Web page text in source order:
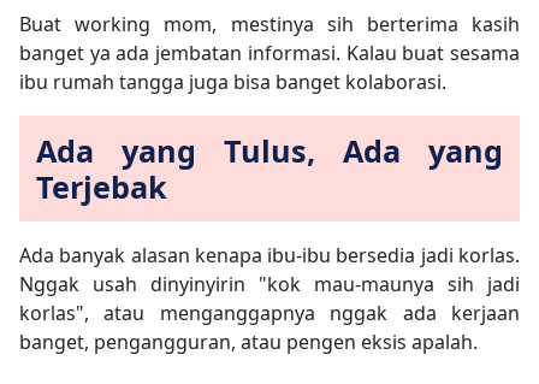
Buat working mom, mestinya sih berterima kasih
banget ya ada jembatan informasi. Kalau buat sesama
ibu rumah tangga juga bisa banget kolaborasi.
Ada yang Tulus, Ada yang
Terjebak
Ada banyak alasan kenapa ibu-ibu bersedia jadi korlas.
Nggak usah dinyinyirin "kok mau-maunya sih jadi
korlas", atau menganggapnya nggak ada kerjaan
banget, pengangguran, atau pengen eksis apalah.